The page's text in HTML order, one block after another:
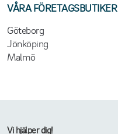
VÅRA FÖRETAGSBUTIKER
Göteborg
Jönköping
Malmö
Vi hjälper dig!